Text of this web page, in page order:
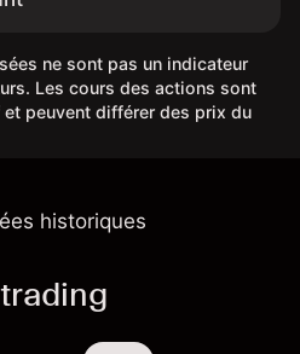
ne sont pas un indicateur
Les cours des actions sont
peuvent différer des prix du
historiques